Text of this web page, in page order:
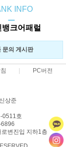
INFO
ㅡ
크어패럴
문의 게시판
PC버전
상준
0511호
변진입 지하1층